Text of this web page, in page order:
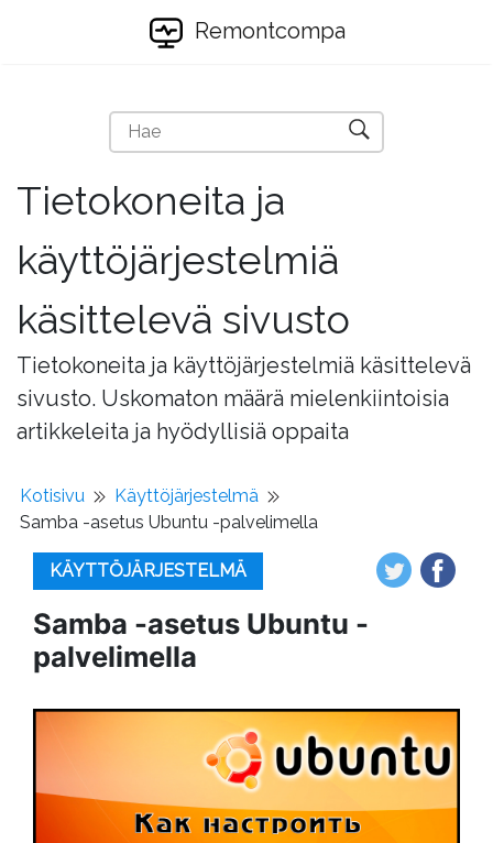
Remontcompa
Tietokoneita ja
käyttöjärjestelmiä
käsittelevä sivusto
Tietokoneita ja käyttöjärjestelmiä käsittelevä
sivusto. Uskomaton määrä mielenkiintoisia
artikkeleita ja hyödyllisiä oppaita
Kotisivu
Käyttöjärjestelmä
Samba -asetus Ubuntu -palvelimella
KÄYTTÖJÄRJESTELMÄ
Samba -asetus Ubuntu -
palvelimella